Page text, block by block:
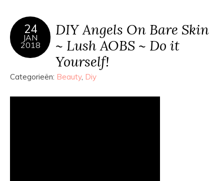
24
JAN
2018
DIY Angels On Bare Skin
~ Lush AOBS ~ Do it
Yourself!
Categorieën: Beauty, Diy